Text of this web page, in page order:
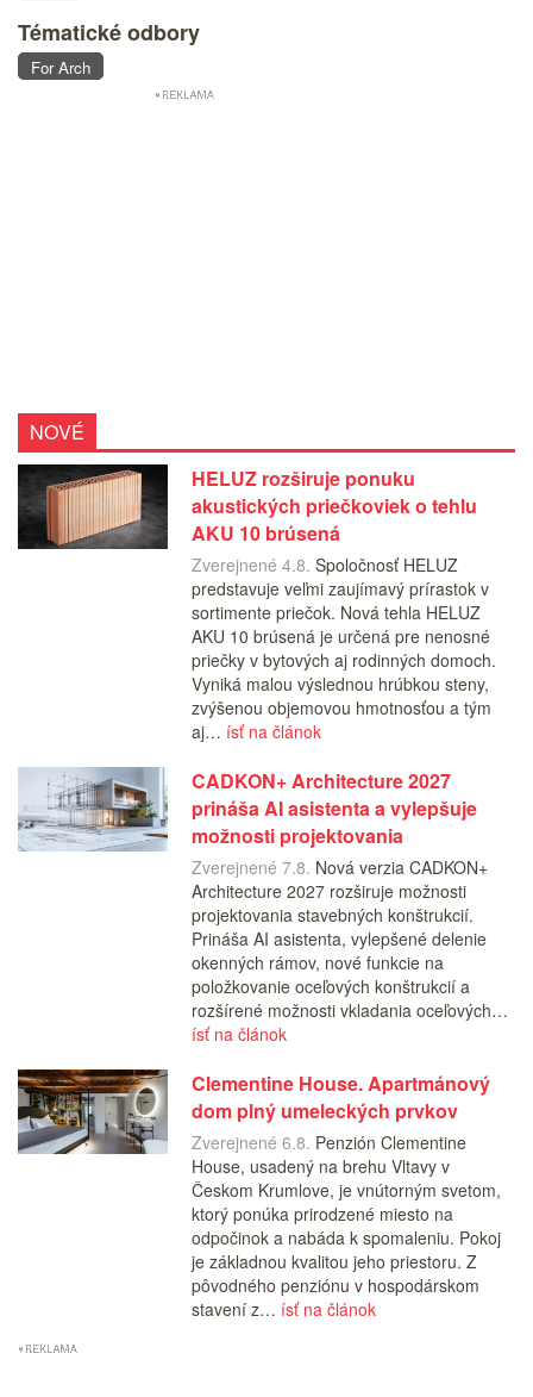
Tématické odbory
For Arch
NOVÉ
HELUZ rozširuje ponuku
akustických priečkoviek o tehlu
AKU 10 brúsená
Zverejnené 4.8. Spoločnosť HELUZ
predstavuje veľmi zaujímavý prírastok v
sortimente priečok. Nová tehla HELUZ
AKU 10 brúsená je určená pre nenosné
priečky v bytových aj rodinných domoch.
Vyniká malou výslednou hrúbkou steny,
zvýšenou objemovou hmotnosťou a tým
aj… ísť na článok
CADKON+ Architecture 2027
prináša AI asistenta a vylepšuje
možnosti projektovania
Zverejnené 7.8. Nová verzia CADKON+
Architecture 2027 rozširuje možnosti
projektovania stavebných konštrukcií.
Prináša AI asistenta, vylepšené delenie
okenných rámov, nové funkcie na
položkovanie oceľových konštrukcií a
rozšírené možnosti vkladania oceľových…
ísť na článok
Clementine House. Apartmánový
dom plný umeleckých prvkov
Zverejnené 6.8. Penzión Clementine
House, usadený na brehu Vltavy v
Českom Krumlove, je vnútorným svetom,
ktorý ponúka prirodzené miesto na
odpočinok a nabáda k spomaleniu. Pokoj
je základnou kvalitou jeho priestoru. Z
pôvodného penziónu v hospodárskom
stavení z… ísť na článok